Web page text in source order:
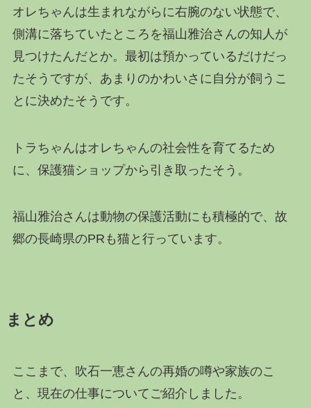
オレちゃんは生まれながらに右腕のない状態で、
側溝に落ちていたところを福山雅治さんの知人が
見つけたんだとか。最初は預かっているだけだっ
たそうですが、あまりのかわいさに自分が飼うこ
とに決めたそうです。
トラちゃんはオレちゃんの社会性を育てるため
に、保護猫ショップから引き取ったそう。
福山雅治さんは動物の保護活動にも積極的で、故
郷の長崎県のPRも猫と行っています。
まとめ
ここまで、吹石一恵さんの再婚の噂や家族のこ
と、現在の仕事についてご紹介しました。